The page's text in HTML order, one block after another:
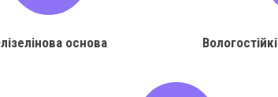
основа